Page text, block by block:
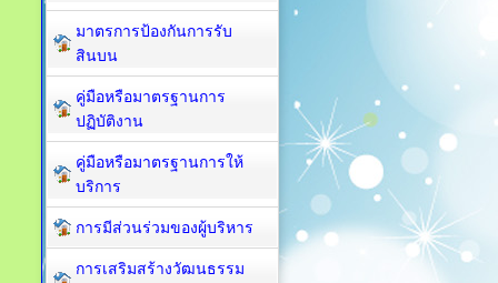
มาตรการป้องกันการรับ
สินบน
คู่มือหรือมาตรฐานการ
ปฏิบัติงาน
คู่มือหรือมาตรฐานการให้
บริการ
การมีส่วนร่วมของผู้บริหาร
การเสริมสร้างวัฒนธรรม